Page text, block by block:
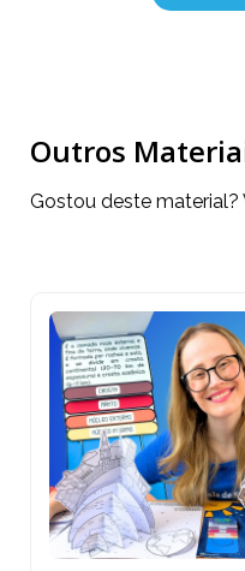
Outros
Gostou deste material?